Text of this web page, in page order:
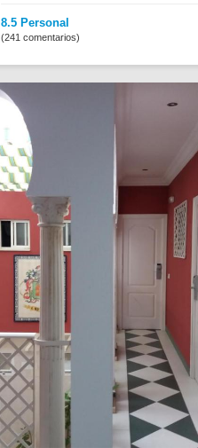
8.5 Personal
(241 comentarios)